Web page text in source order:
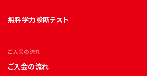
無料学力診断テスト
ご入会の流れ
ご入会の流れ